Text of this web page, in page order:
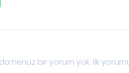
henüz bir yorum yok. İlk